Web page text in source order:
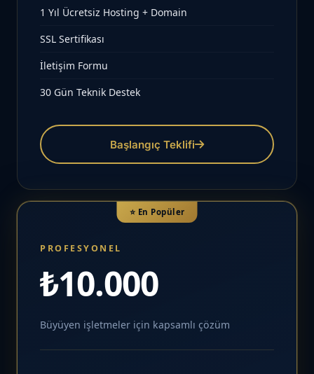
1 Yıl Ücretsiz Hosting + Domain
SSL Sertifikası
İletişim Formu
30 Gün Teknik Destek
Başlangıç Teklifi
⭐ En Popüler
PROFESYONEL
₺10.000
Büyüyen işletmeler için kapsamlı çözüm